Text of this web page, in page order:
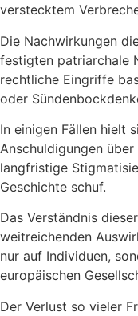
verstecktem
Die Nachwirkungen
festigten patriarchale
rechtliche Eingriffe
oder
In einigen Fällen hielt
Anschuldigungen
langfristige
Geschichte schuf.
Das Verständnis
weitreichenden
nur auf Individuen,
europäischen
Der Verlust so vieler